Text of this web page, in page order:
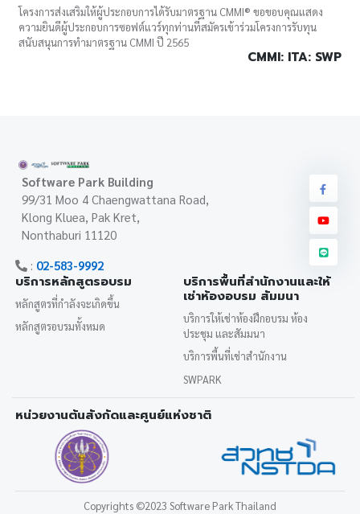
โครงการส่งเสริมให้ผู้ประกอบการได้รับมาตรฐาน CMMI® ขอขอบคุณแสดง
ความยินดีผู้ประกอบการซอฟต์แวร์ทุกท่านที่สมัครเข้าร่วมโครงการรับทุน
สนับสนุนการทำมาตรฐาน CMMI ปี 2565
CMMI: ITA: SWP
Software Park Building
99/31 Moo 4 Chaengwattana Road,
Klong Kluea, Pak Kret,
Nonthaburi 11120
: 02-583-9992
บริการหลักสูตรอบรม
หลักสูตรที่กำลังจะเกิดขึ้น
หลักสูตรอบรมทั้งหมด
บริการพื้นที่สำนักงานและให้
เช่าห้องอบรม สัมมนา
บริการให้เช่าห้องฝึกอบรม ห้อง
ประชุม และสัมมนา
บริการพื้นที่เช่าสำนักงาน
SWPARK
หน่วยงานต้นสังกัดและศูนย์แห่งชาติ
Copyrights ©2023 Software Park Thailand